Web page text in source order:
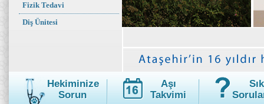
Fizik Tedavi
Diş Ünitesi
Hekiminize
Sorun
Aşı
Takvimi
Sık